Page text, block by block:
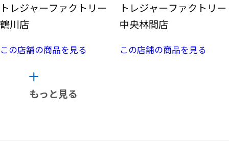
トレジャーファクトリー
鶴川店
この店舗の商品を見る
トレジャーファクトリー
中央林間店
この店舗の商品を見る
もっと見る